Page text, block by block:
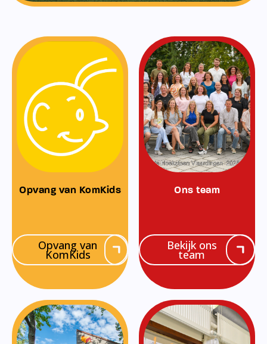
Opvang van KomKids
Opvang van
KomKids
Ons team
Bekijk ons
team